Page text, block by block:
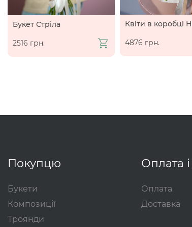
Букет Стріла
2516 грн.
Квіти в коробці
4876 грн.
Покупцю
Букети
Композиції
Троянди
Оплата
Оплата
Доставка